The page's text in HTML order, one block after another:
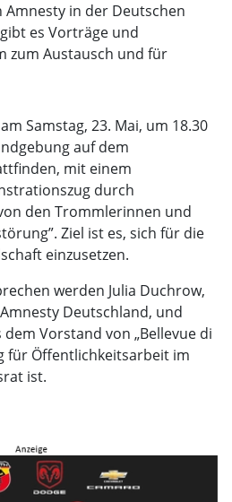
in der Deutschen
es Vorträge und
zum Austausch und für
Samstag, 23. Mai, um 18.30
auf dem
mit einem
durch
den Trommlerinnen und
Ziel ist es, sich für die
einzusetzen.
werden Julia Duchrow,
Deutschland, und
Vorstand von „Bellevue di
für Öffentlichkeitsarbeit im
ist.